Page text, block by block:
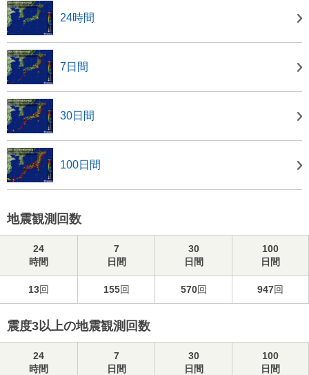
24時間
7日間
30日間
100日間
地震観測回数
24
時間
7
日間
30
日間
100
日間
13回 155回 570回 947回
震度3以上の地震観測回数
24
時間
7
日間
30
日間
100
日間